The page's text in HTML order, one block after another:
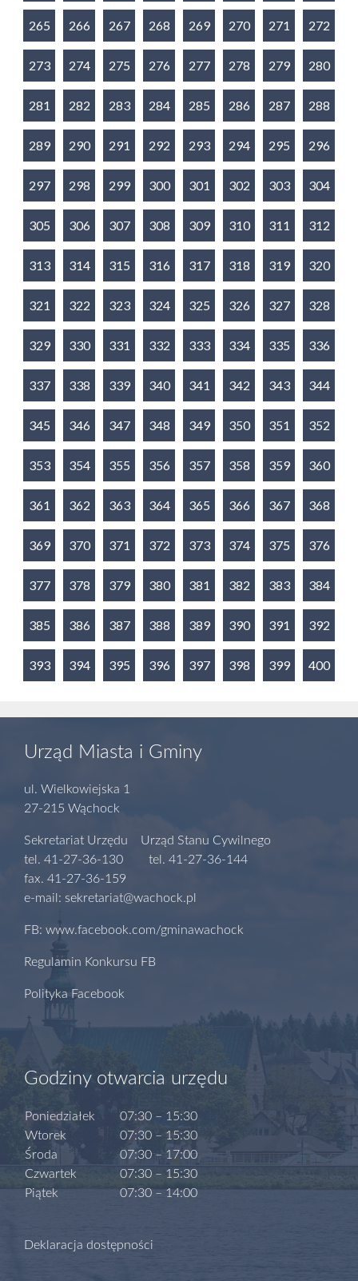
265 266 267 268 269 270 271 272
273 274 275 276 277 278 279 280
281 282 283 284 285 286 287 288
289 290 291 292 293 294 295 296
297 298 299 300 301 302 303 304
305 306 307 308 309 310 311 312
313 314 315 316 317 318 319 320
321 322 323 324 325 326 327 328
329 330 331 332 333 334 335 336
337 338 339 340 341 342 343 344
345 346 347 348 349 350 351 352
353 354 355 356 357 358 359 360
361 362 363 364 365 366 367 368
369 370 371 372 373 374 375 376
377 378 379 380 381 382 383 384
385 386 387 388 389 390 391 392
393 394 395 396 397 398 399 400
Urząd Miasta i Gminy
ul. Wielkowiejska 1
27-215 Wąchock
Sekretariat Urzędu Urząd Stanu Cywilnego
tel. 41-27-36-130 tel. 41-27-36-144
fax. 41-27-36-159
e-mail: sekretariat@wachock.pl
FB: www.facebook.com/gminawachock
Regulamin Konkursu FB
Polityka Facebook
Godziny otwarcia urzędu
Poniedziałek
Wtorek
Środa
Czwartek
Piątek
07:30 – 15:30
07:30 – 15:30
07:30 – 17:00
07:30 – 15:30
07:30 – 14:00
Deklaracja dostępności